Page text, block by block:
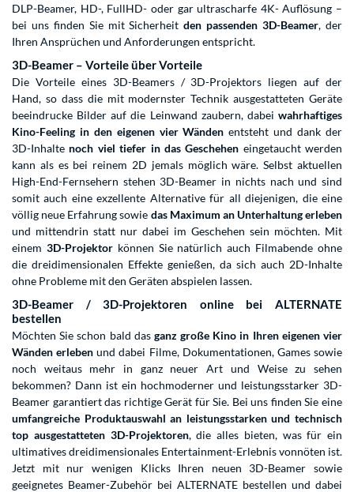
DLP-Beamer, HD-, FullHD- oder gar ultrascharfe 4K- Auflösung –
bei uns finden Sie mit Sicherheitden passenden 3D-Beamer, der
Ihren Ansprüchen und Anforderungen entspricht.
3D-Beamer – Vorteile über Vorteile
Die Vorteile eines 3D-Beamers / 3D-Projektors liegen auf der
Hand, so dass die mit modernster Technik ausgestatteten Geräte
beeindrucke Bilder auf die Leinwand zaubern, dabei wahrhaftiges
Kino-Feeling in den eigenen vier Wänden entsteht und dank der
3D-Inhalte noch viel tiefer in das Geschehen eingetaucht werden
kann als es bei reinem 2D jemals möglich wäre. Selbst aktuellen
High-End-Fernsehern stehen 3D-Beamer in nichts nach und sind
somit auch eine exzellente Alternative für all diejenigen, die eine
völlig neue Erfahrung sowie das Maximum an Unterhaltung erleben
und mittendrin statt nur dabei im Geschehen sein möchten. Mit
einem 3D-Projektorkönnen Sie natürlich auch Filmabende ohne
die dreidimensionalen Effekte genießen, da sich auch 2D-Inhalte
ohne Probleme mit den Geräten abspielen lassen.
3D-Beamer / 3D-Projektoren online bei ALTERNATE
bestellen
Möchten Sie schon bald das ganz große Kino in Ihren eigenen vier
Wänden erleben und dabei Filme, Dokumentationen, Games sowie
noch weitaus mehr in ganz neuer Art und Weise zu sehen
bekommen? Dann ist ein hochmoderner und leistungsstarker 3D-
Beamer garantiert das richtige Gerät für Sie. Bei uns finden Sie eine
umfangreiche Produktauswahl an leistungsstarken und technisch
top ausgestatteten 3D-Projektoren, die alles bieten, was für ein
ultimatives dreidimensionales Entertainment-Erlebnis vonnöten ist.
Jetzt mit nur wenigen Klicks Ihren neuen 3D-Beamer sowie
geeignetes Beamer-Zubehör bei ALTERNATE bestellen und dabei